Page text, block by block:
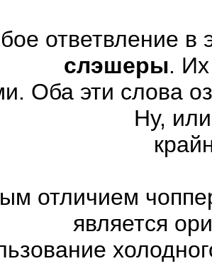
ответвление в
слэшеры.
Оба эти слова
Ну,
отличием
является